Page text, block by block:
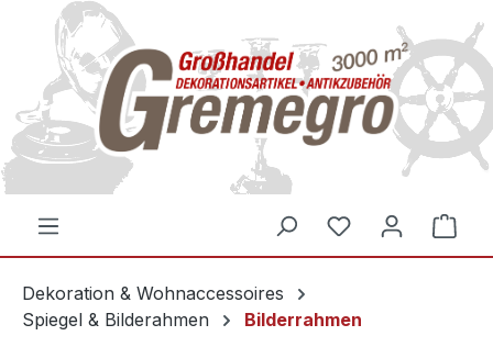
springen
Dekoration & Wohnaccessoires
Spiegel & Bilderahmen
Bilderrahmen